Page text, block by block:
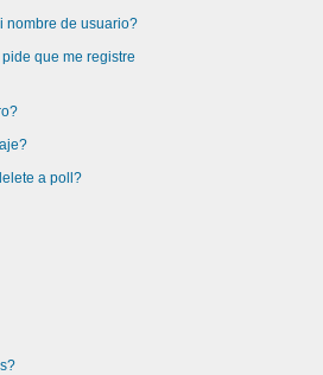
nombre de usuario?
que me registre
a poll?